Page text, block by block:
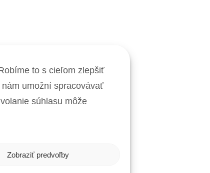
to s cieľom zlepšiť
umožní spracovávať
súhlasu môže
Zobraziť predvoľby